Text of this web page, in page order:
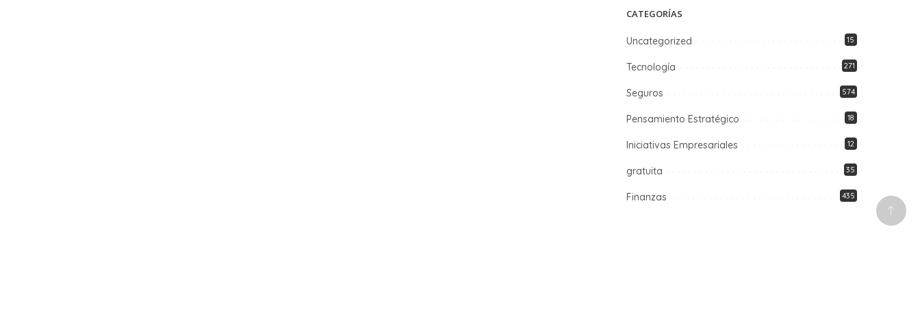
CATEGORÍAS
Uncategorized 15
Tecnología 271
Seguros 574
Pensamiento Estratégico 18
Iniciativas Empresariales 12
gratuita 35
Finanzas 435